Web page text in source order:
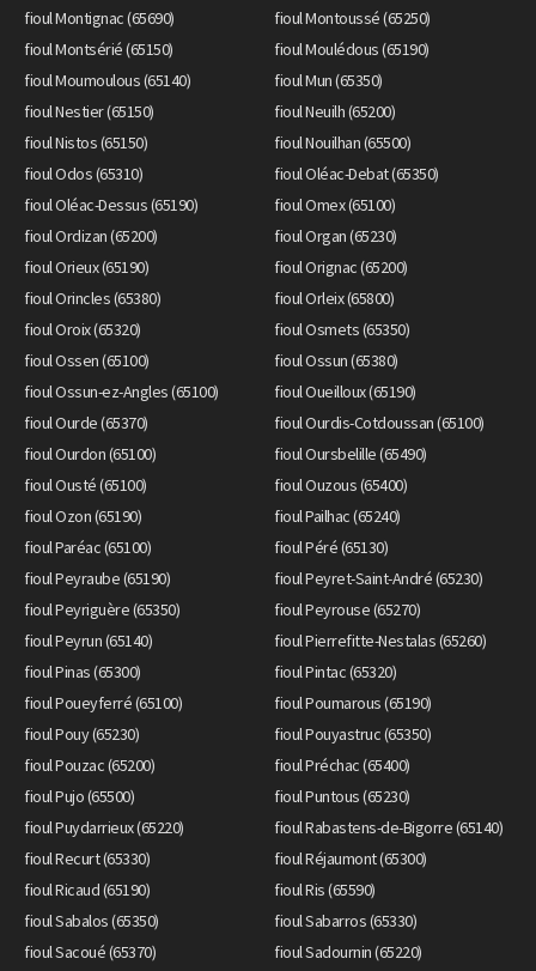
fioul Montignac (65690)
fioul Montoussé (65250)
fioul Montsérié (65150)
fioul Moulédous (65190)
fioul Moumoulous (65140)
fioul Mun (65350)
fioul Nestier (65150)
fioul Neuilh (65200)
fioul Nistos (65150)
fioul Nouilhan (65500)
fioul Odos (65310)
fioul Oléac-Debat (65350)
fioul Oléac-Dessus (65190)
fioul Omex (65100)
fioul Ordizan (65200)
fioul Organ (65230)
fioul Orieux (65190)
fioul Orignac (65200)
fioul Orincles (65380)
fioul Orleix (65800)
fioul Oroix (65320)
fioul Osmets (65350)
fioul Ossen (65100)
fioul Ossun (65380)
fioul Ossun-ez-Angles (65100)
fioul Oueilloux (65190)
fioul Ourde (65370)
fioul Ourdis-Cotdoussan (65100)
fioul Ourdon (65100)
fioul Oursbelille (65490)
fioul Ousté (65100)
fioul Ouzous (65400)
fioul Ozon (65190)
fioul Pailhac (65240)
fioul Paréac (65100)
fioul Péré (65130)
fioul Peyraube (65190)
fioul Peyret-Saint-André (65230)
fioul Peyriguère (65350)
fioul Peyrouse (65270)
fioul Peyrun (65140)
fioul Pierrefitte-Nestalas (65260)
fioul Pinas (65300)
fioul Pintac (65320)
fioul Poueyferré (65100)
fioul Poumarous (65190)
fioul Pouy (65230)
fioul Pouyastruc (65350)
fioul Pouzac (65200)
fioul Préchac (65400)
fioul Pujo (65500)
fioul Puntous (65230)
fioul Puydarrieux (65220)
fioul Rabastens-de-Bigorre (65140)
fioul Recurt (65330)
fioul Réjaumont (65300)
fioul Ricaud (65190)
fioul Ris (65590)
fioul Sabalos (65350)
fioul Sabarros (65330)
fioul Sacoué (65370)
fioul Sadournin (65220)